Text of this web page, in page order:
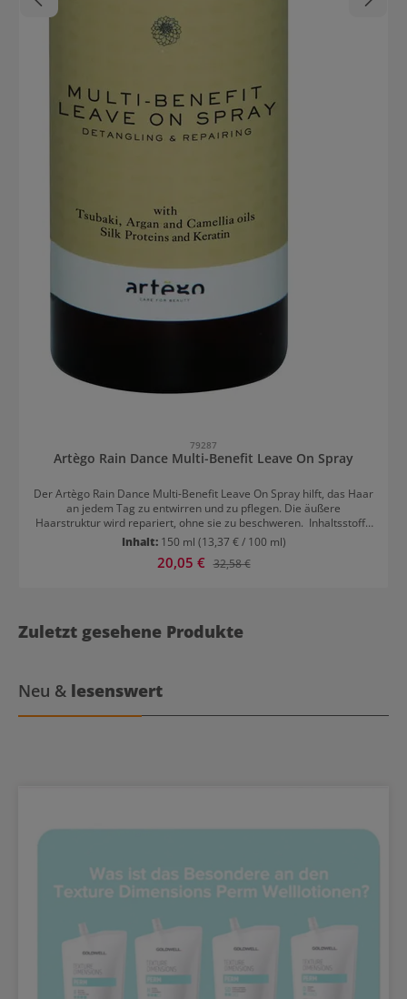
79287
Artègo Rain Dance Multi-Benefit Leave On Spray
Der Artègo Rain Dance Multi-Benefit Leave On Spray hilft, das Haar
an jedem Tag zu entwirren und zu pflegen. Die äußere
Haarstruktur wird repariert, ohne sie zu beschweren. Inhaltsstoffe
von Artègo Rain Dance Multi-Benefit Leave On Spray
Hydrolysiertes Keratin repariert das Haar. Organisch zertifiziertes
Tsubaki-, Argan- und Kamillenöl sorgt für mehr Feuchtigkeit und
Artègo Rain Dance Volumen Shampoo. Das Produkt wird auf das
Haar gesprüht, bevor es wie gewohnt gestylt wird. Nicht
Inhalt: 150 ml (13,37 € / 100 ml)
Verkaufspreis:
20,05 € Regulärer Preis:
32,58 €
Zuletzt gesehene Produkte
Neu & lesenswert